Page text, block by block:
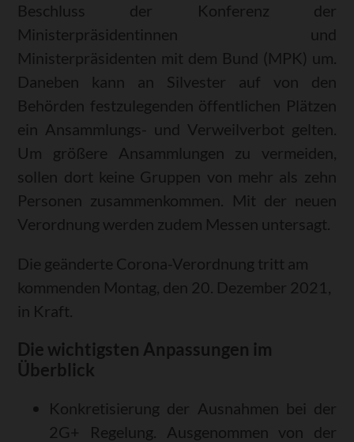
Beschluss der Konferenz der
Ministerpräsidentinnen und
Ministerpräsidenten mit dem Bund (MPK) um.
Daneben kann an Silvester auf von den
Behörden festzulegenden öffentlichen Plätzen
ein Ansammlungs- und Verweilverbot gelten.
Um größere Ansammlungen zu vermeiden,
sollen dort keine Gruppen von mehr als zehn
Personen zusammenkommen. Mit der neuen
Verordnung werden zudem Messen untersagt.
Die geänderte Corona-Verordnung tritt am
kommenden Montag, den 20. Dezember 2021,
in Kraft.
Die wichtigsten Anpassungen im
Überblick
Konkretisierung der Ausnahmen bei der
2G+ Regelung. Ausgenommen von der